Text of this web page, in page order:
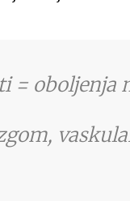
= oboljenja